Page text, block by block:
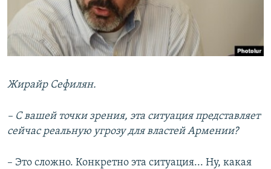
Жирайр Сефилян.
– С вашей точки зрения, эта ситуация представляет
сейчас реальную угрозу для властей Армении?
– Это сложно. Конкретно эта ситуация... Ну, какая